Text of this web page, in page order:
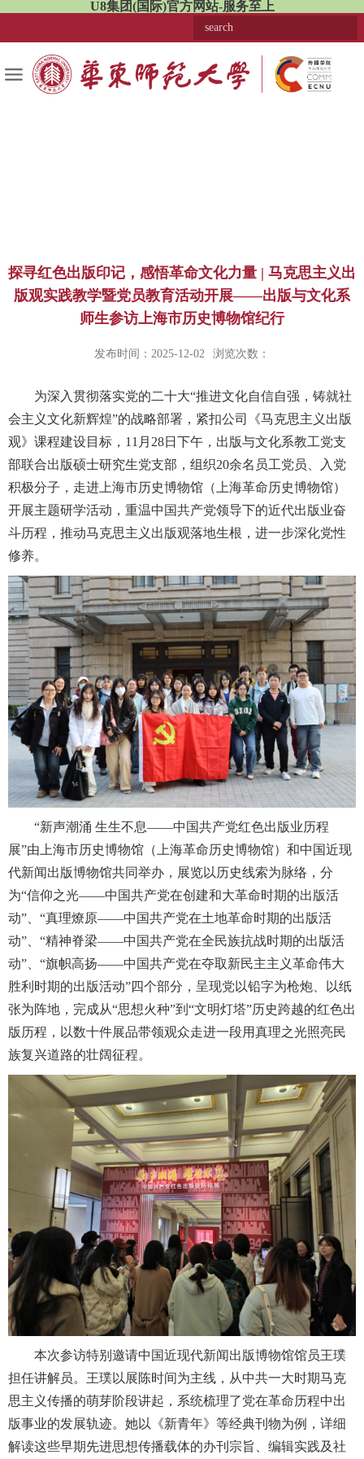
U8集团(国际)官方网站-服务至上
探寻红色出版印记，感悟革命文化力量 | 马克思主义出
版观实践教学暨党员教育活动开展——出版与文化系
师生参访上海市历史博物馆纪行
发布时间：2025-12-02 浏览次数：
为深入贯彻落实党的二十大“推进文化自信自强，铸就社
会主义文化新辉煌”的战略部署，紧扣公司《马克思主义出版
观》课程建设目标，11月28日下午，出版与文化系教工党支
部联合出版硕士研究生党支部，组织20余名员工党员、入党
积极分子，走进上海市历史博物馆（上海革命历史博物馆）
开展主题研学活动，重温中国共产党领导下的近代出版业奋
斗历程，推动马克思主义出版观落地生根，进一步深化党性
修养。
“新声潮涌 生生不息——中国共产党红色出版业历程
展”由上海市历史博物馆（上海革命历史博物馆）和中国近现
代新闻出版博物馆共同举办，展览以历史线索为脉络，分
为“信仰之光——中国共产党在创建和大革命时期的出版活
动”、“真理燎原——中国共产党在土地革命时期的出版活
动”、“精神脊梁——中国共产党在全民族抗战时期的出版活
动”、“旗帜高扬——中国共产党在夺取新民主主义革命伟大
胜利时期的出版活动”四个部分，呈现党以铅字为枪炮、以纸
张为阵地，完成从“思想火种”到“文明灯塔”历史跨越的红色出
版历程，以数十件展品带领观众走进一段用真理之光照亮民
族复兴道路的壮阔征程。
本次参访特别邀请中国近现代新闻出版博物馆馆员王璞
担任讲解员。王璞以展陈时间为主线，从中共一大时期马克
思主义传播的萌芽阶段讲起，系统梳理了党在革命历程中出
版事业的发展轨迹。她以《新青年》等经典刊物为例，详细
解读这些早期先进思想传播载体的办刊宗旨、编辑实践及社